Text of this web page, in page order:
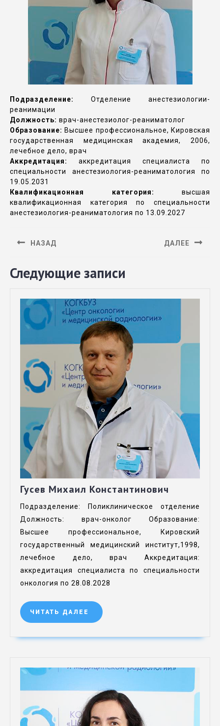
Подразделение: Отделение анестезиологии-
реанимации
Должность: врач-анестезиолог-реаниматолог
Образование: Высшее профессиональное, Кировская
государственная медицинская академия, 2006,
лечебное дело, врач
Аккредитация: аккредитация специалиста по
специальности анестезиология-реаниматология по
19.05.2031
Квалификационная категория: высшая
квалификационная категория по специальности
анестезиология-реаниматология по 13.09.2027
НАЗАД ДАЛЕЕ
Следующие записи
Гусев Михаил Константинович
Подразделение: Поликлиническое отделение
Должность: врач-онколог Образование:
Высшее профессиональное, Кировский
государственный медицинский институт,1998,
лечебное дело, врач Аккредитация:
аккредитация специалиста по специальности
онкология по 28.08.2028
ЧИТАТЬ ДАЛЕЕ